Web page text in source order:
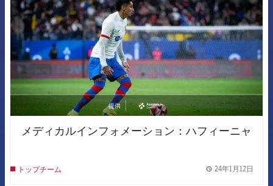
提供
asistencia
メディカルインフォメーション：ハフィーニャ
トップチーム 24年1月12日